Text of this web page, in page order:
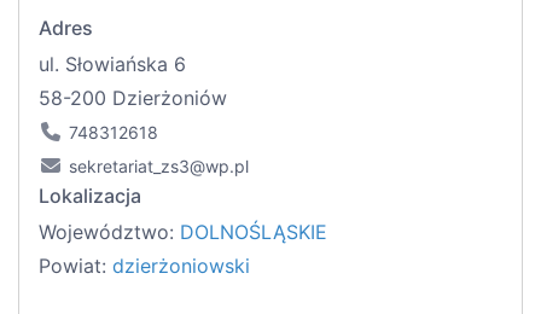
Adres
ul. Słowiańska 6
58-200 Dzierżoniów
748312618
sekretariat_zs3@wp.pl
Lokalizacja
Województwo: DOLNOŚLĄSKIE
Powiat: dzierżoniowski